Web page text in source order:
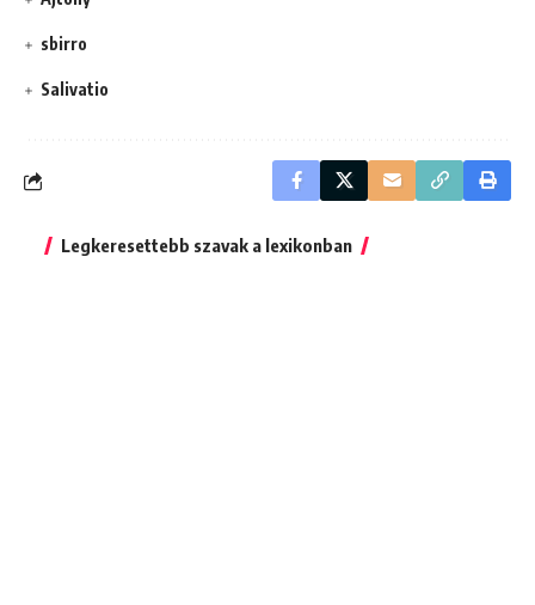
sbirro
Salivatio
Legkeresettebb szavak a lexikonban